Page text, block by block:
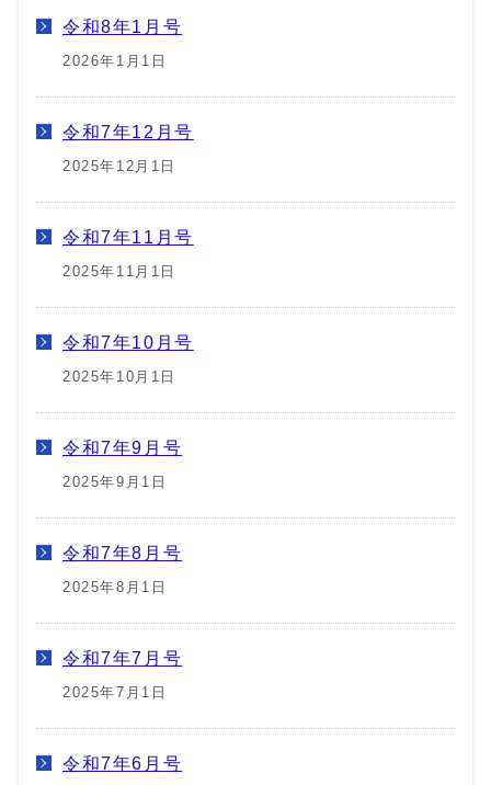
令和8年1月号
2026年1月1日
令和7年12月号
2025年12月1日
令和7年11月号
2025年11月1日
令和7年10月号
2025年10月1日
令和7年9月号
2025年9月1日
令和7年8月号
2025年8月1日
令和7年7月号
2025年7月1日
令和7年6月号